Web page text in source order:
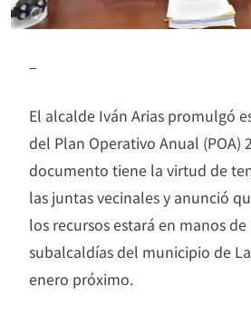
–
El alcalde Iván Arias promulgó
del Plan Operativo Anual (POA)
documento tiene la virtud de
las juntas vecinales y anunció
los recursos estará en manos
subalcaldías del municipio de
enero próximo.